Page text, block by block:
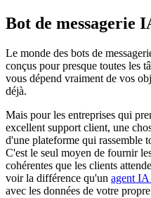
Bot de messagerie
Le monde des bots de
conçus pour presque toutes les
vous dépend vraiment de vos
déjà.
Mais pour les entreprises qui
excellent support client, une
d'une plateforme qui rassemble
C'est le seul moyen de fournir
cohérentes que les clients
voir la différence qu'un agent IA
avec les données de votre